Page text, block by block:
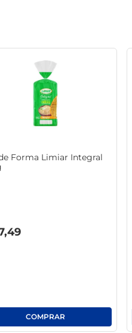
Forma Limiar Integral
,49